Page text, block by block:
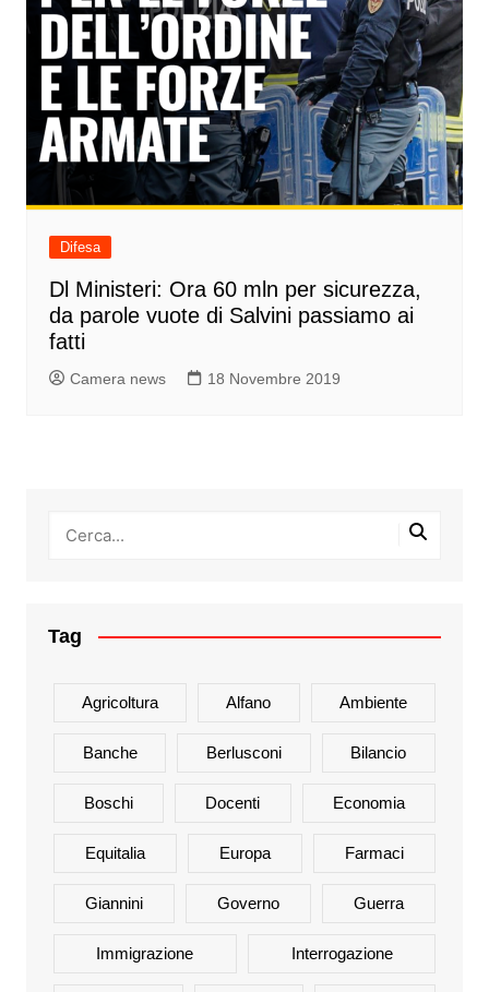
Difesa
Dl Ministeri: Ora 60 mln per sicurezza,
da parole vuote di Salvini passiamo ai
fatti
Camera news 18 Novembre 2019
Tag
Agricoltura Alfano Ambiente
Banche Berlusconi Bilancio
Boschi Docenti Economia
Equitalia Europa Farmaci
Giannini Governo Guerra
Immigrazione Interrogazione